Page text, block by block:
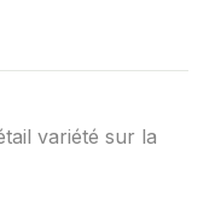
variété sur la